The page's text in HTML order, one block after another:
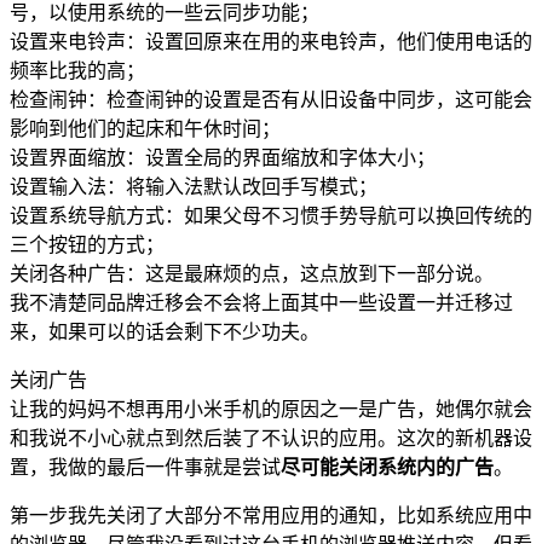
号，以使用系统的一些云同步功能；
设置来电铃声：设置回原来在用的来电铃声，他们使用电话的
频率比我的高；
检查闹钟：检查闹钟的设置是否有从旧设备中同步，这可能会
影响到他们的起床和午休时间；
设置界面缩放：设置全局的界面缩放和字体大小；
设置输入法：将输入法默认改回手写模式；
设置系统导航方式：如果父母不习惯手势导航可以换回传统的
三个按钮的方式；
关闭各种广告：这是最麻烦的点，这点放到下一部分说。
我不清楚同品牌迁移会不会将上面其中一些设置一并迁移过
来，如果可以的话会剩下不少功夫。
关闭广告
让我的妈妈不想再用小米手机的原因之一是广告，她偶尔就会
和我说不小心就点到然后装了不认识的应用。这次的新机器设
置，我做的最后一件事就是尝试尽可能关闭系统内的广告。
第一步我先关闭了大部分不常用应用的通知，比如系统应用中